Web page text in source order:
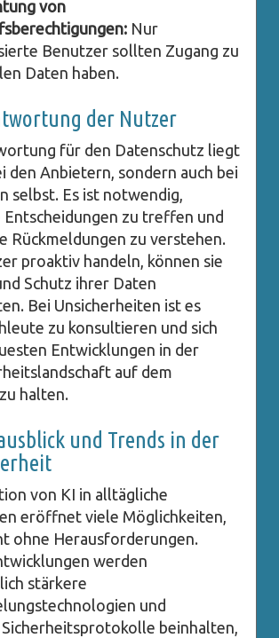
von
Nur
Benutzer sollten Zugang zu
Daten haben.
der Nutzer
für den Datenschutz liegt
den Anbietern, sondern auch bei
selbst. Es ist notwendig,
zu treffen und
Rückmeldungen zu verstehen.
proaktiv handeln, können sie
Schutz ihrer Daten
Bei Unsicherheiten ist es
zu konsultieren und sich
Entwicklungen in der
auf dem
halten.
und Trends in der
von KI in alltägliche
eröffnet viele Möglichkeiten,
ohne Herausforderungen.
werden
stärkere
und
beinhalten,